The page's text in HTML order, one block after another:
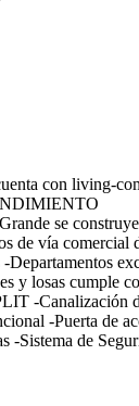
con living-
se
de vía
Departamentos
y losas cumple
-Canalización
-Puerta de
-Sistema de